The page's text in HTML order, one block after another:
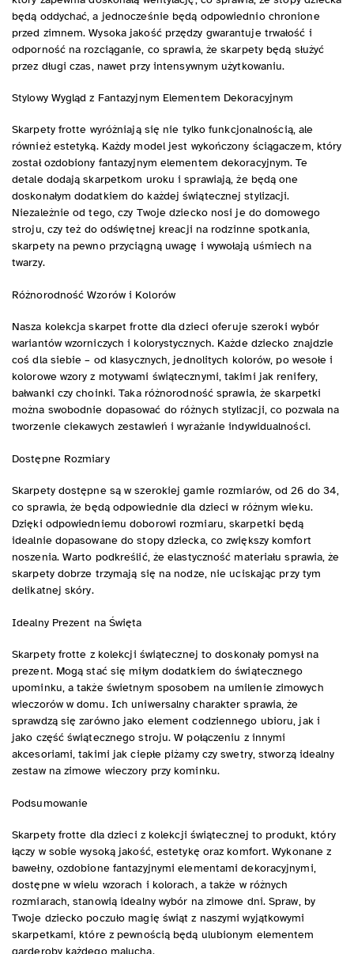
będą oddychać, a jednocześnie będą odpowiednio chronione
przed zimnem. Wysoka jakość przędzy gwarantuje trwałość i
odporność na rozciąganie, co sprawia, że skarpety będą służyć
przez długi czas, nawet przy intensywnym użytkowaniu.
Stylowy Wygląd z Fantazyjnym Elementem Dekoracyjnym
Skarpety frotte wyróżniają się nie tylko funkcjonalnością, ale
również estetyką. Każdy model jest wykończony ściągaczem, który
został ozdobiony fantazyjnym elementem dekoracyjnym. Te
detale dodają skarpetkom uroku i sprawiają, że będą one
doskonałym dodatkiem do każdej świątecznej stylizacji.
Niezależnie od tego, czy Twoje dziecko nosi je do domowego
stroju, czy też do odświętnej kreacji na rodzinne spotkania,
skarpety na pewno przyciągną uwagę i wywołają uśmiech na
twarzy.
Różnorodność Wzorów i Kolorów
Nasza kolekcja skarpet frotte dla dzieci oferuje szeroki wybór
wariantów wzorniczych i kolorystycznych. Każde dziecko znajdzie
coś dla siebie – od klasycznych, jednolitych kolorów, po wesołe i
kolorowe wzory z motywami świątecznymi, takimi jak renifery,
bałwanki czy choinki. Taka różnorodność sprawia, że skarpetki
można swobodnie dopasować do różnych stylizacji, co pozwala na
tworzenie ciekawych zestawień i wyrażanie indywidualności.
Dostępne Rozmiary
Skarpety dostępne są w szerokiej gamie rozmiarów, od 26 do 34,
co sprawia, że będą odpowiednie dla dzieci w różnym wieku.
Dzięki odpowiedniemu doborowi rozmiaru, skarpetki będą
idealnie dopasowane do stopy dziecka, co zwiększy komfort
noszenia. Warto podkreślić, że elastyczność materiału sprawia, że
skarpety dobrze trzymają się na nodze, nie uciskając przy tym
delikatnej skóry.
Idealny Prezent na Święta
Skarpety frotte z kolekcji świątecznej to doskonały pomysł na
prezent. Mogą stać się miłym dodatkiem do świątecznego
upominku, a także świetnym sposobem na umilenie zimowych
wieczorów w domu. Ich uniwersalny charakter sprawia, że
sprawdzą się zarówno jako element codziennego ubioru, jak i
jako część świątecznego stroju. W połączeniu z innymi
akcesoriami, takimi jak ciepłe piżamy czy swetry, stworzą idealny
zestaw na zimowe wieczory przy kominku.
Podsumowanie
Skarpety frotte dla dzieci z kolekcji świątecznej to produkt, który
łączy w sobie wysoką jakość, estetykę oraz komfort. Wykonane z
bawełny, ozdobione fantazyjnymi elementami dekoracyjnymi,
dostępne w wielu wzorach i kolorach, a także w różnych
rozmiarach, stanowią idealny wybór na zimowe dni. Spraw, by
Twoje dziecko poczuło magię świąt z naszymi wyjątkowymi
skarpetkami, które z pewnością będą ulubionym elementem
garderoby każdego malucha.